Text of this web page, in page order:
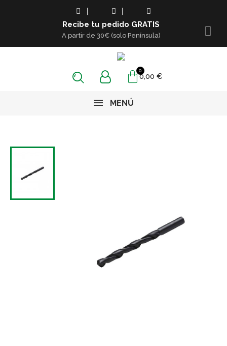
Recibe tu pedido GRATIS
A partir de 30€ (solo Península)
0,00 €
MENÚ